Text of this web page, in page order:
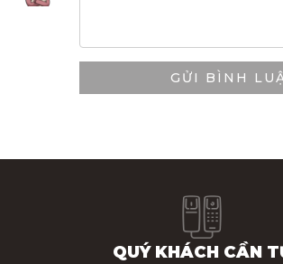
GỬI BÌNH
QUÝ KHÁCH CẦN